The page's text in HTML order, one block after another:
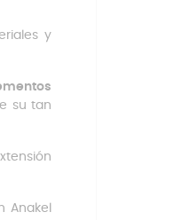
y
su tan
Anakel